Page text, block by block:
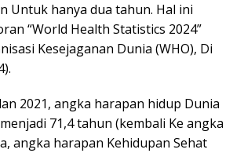
Untuk hanya dua tahun. Hal ini
“World Health Statistics 2024”
Kesejaganan Dunia (WHO), Di
2021, angka harapan hidup Dunia
71,4 tahun (kembali Ke angka
angka harapan Kehidupan Sehat